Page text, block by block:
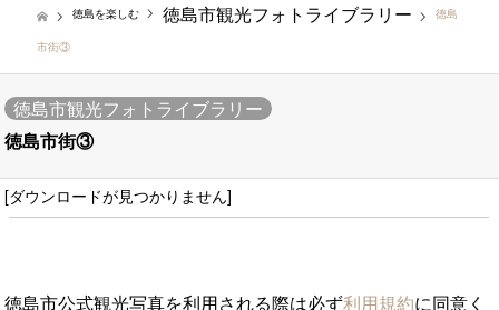
徳島を楽しむ 徳島市観光フォトライブラリー 徳島
市街③
徳島市観光フォトライブラリー
徳島市街③
[ダウンロードが見つかりません]
徳島市公式観光写真を利用される際は必ず利用規約に同意く